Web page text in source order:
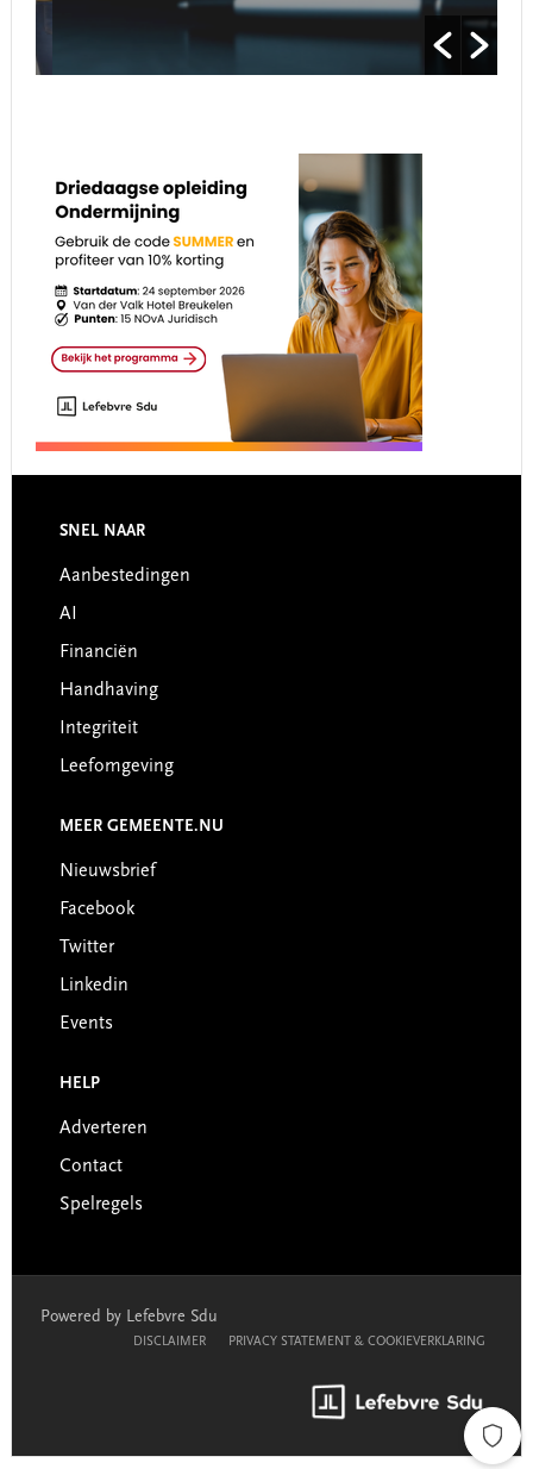
Footer
SNEL NAAR
Aanbestedingen
AI
Financiën
Handhaving
Integriteit
Leefomgeving
MEER GEMEENTE.NU
Nieuwsbrief
Facebook
Twitter
Linkedin
Events
HELP
Adverteren
Contact
Spelregels
Powered by Lefebvre Sdu
DISCLAIMER PRIVACY STATEMENT & COOKIEVERKLARING